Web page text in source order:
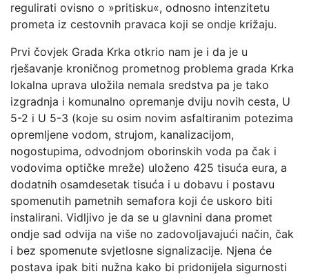
regulirati ovisno o »pritisku«, odnosno intenzitetu
prometa iz cestovnih pravaca koji se ondje križaju.
Prvi čovjek Grada Krka otkrio nam je i da je u
rješavanje kroničnog prometnog problema grada Krka
lokalna uprava uložila nemala sredstva pa je tako
izgradnja i komunalno opremanje dviju novih cesta, U
5-2 i U 5-3 (koje su osim novim asfaltiranim potezima
opremljene vodom, strujom, kanalizacijom,
nogostupima, odvodnjom oborinskih voda pa čak i
vodovima optičke mreže) uloženo 425 tisuća eura, a
dodatnih osamdesetak tisuća i u dobavu i postavu
spomenutih pametnih semafora koji će uskoro biti
instalirani. Vidljivo je da se u glavnini dana promet
ondje sad odvija na više no zadovoljavajući način, čak
i bez spomenute svjetlosne signalizacije. Njena će
postava ipak biti nužna kako bi pridonijela sigurnosti